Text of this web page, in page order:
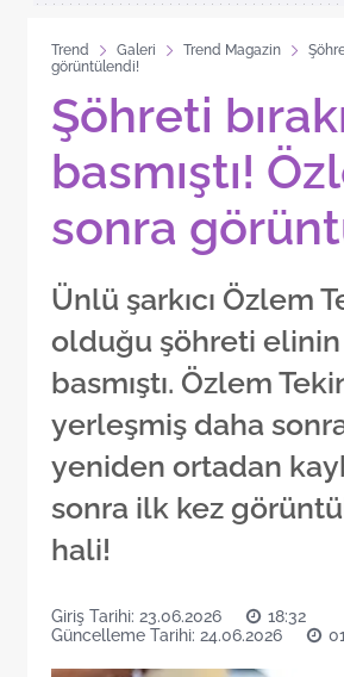
Trend Galeri Trend Magazin
görüntülendi!
Şöhreti
basmıştı!
sonra
Ünlü şarkıcı Özlem
olduğu şöhreti
basmıştı. Özlem
yerleşmiş daha
yeniden ortadan
sonra ilk kez
hali!
Giriş Tarihi: 23.06.2026
18:32
Güncelleme Tarihi: 24.06.2026